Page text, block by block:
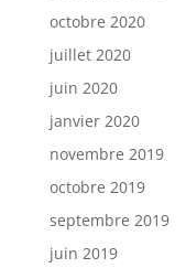
octobre 2020
juillet 2020
juin 2020
janvier 2020
novembre 2019
octobre 2019
septembre 2019
juin 2019